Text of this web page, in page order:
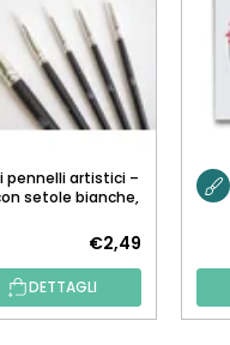
pennelli artistici –
setole bianche,
€2,49
DETTAGLI